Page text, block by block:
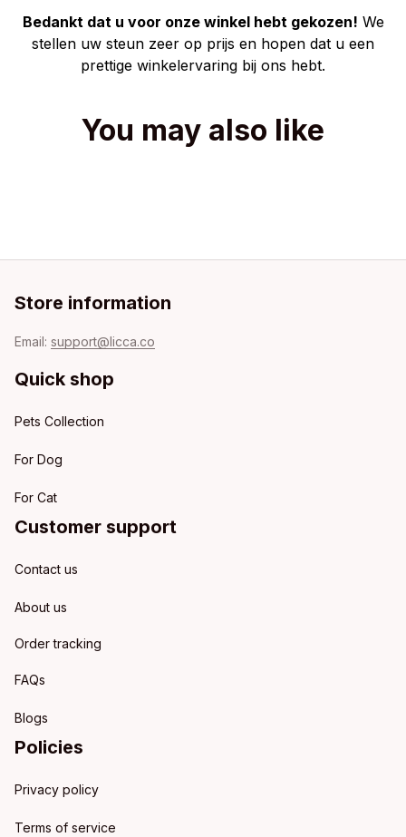
Bedankt dat u voor onze winkel hebt gekozen! We
stellen uw steun zeer op prijs en hopen dat u een
prettige winkelervaring bij ons hebt.
You may also like
Store information
Email: support@licca.co
Quick shop
Pets Collection
For Dog
For Cat
Customer support
Contact us
About us
Order tracking
FAQs
Blogs
Policies
Privacy policy
Terms of service